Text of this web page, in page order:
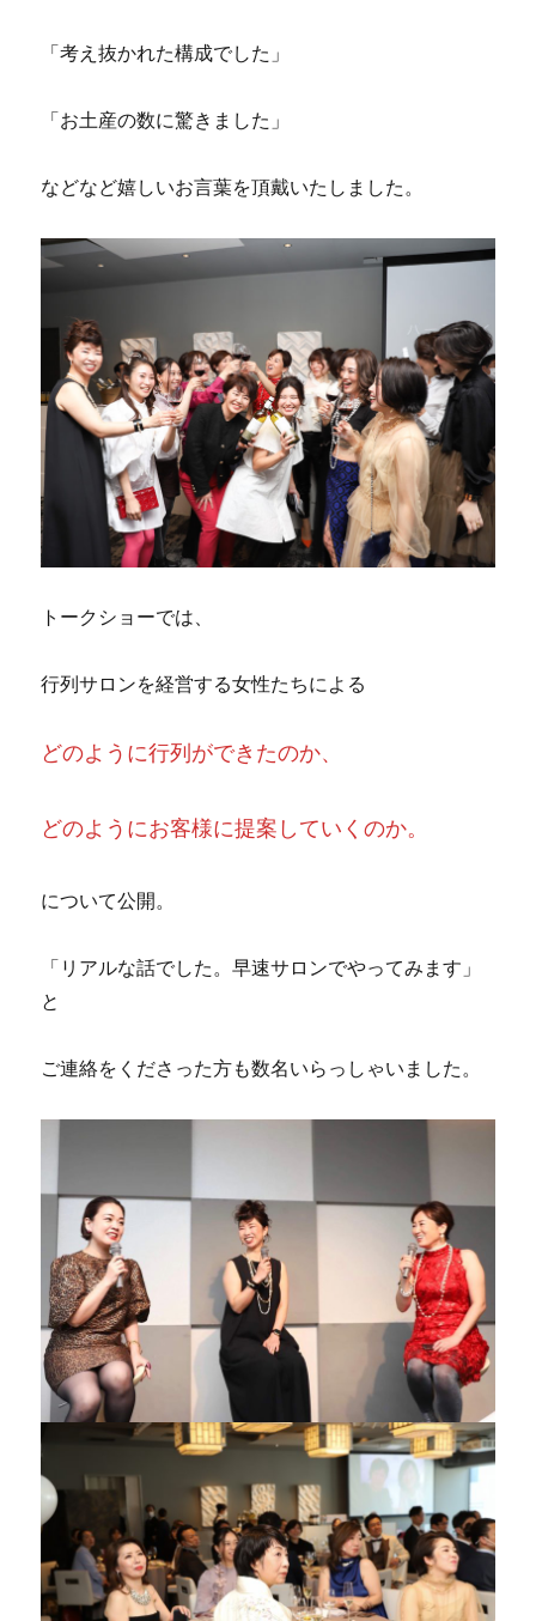
「考え抜かれた構成でした」
「お土産の数に驚きました」
などなど嬉しいお言葉を頂戴いたしました。
トークショーでは、
行列サロンを経営する女性たちによる
どのように行列ができたのか、
どのようにお客様に提案していくのか。
について公開。
「リアルな話でした。早速サロンでやってみます」
と
ご連絡をくださった方も数名いらっしゃいました。